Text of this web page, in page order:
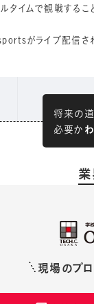
イムで観戦するこ
がライブ配信さ
将来の
必要か
現場のプ